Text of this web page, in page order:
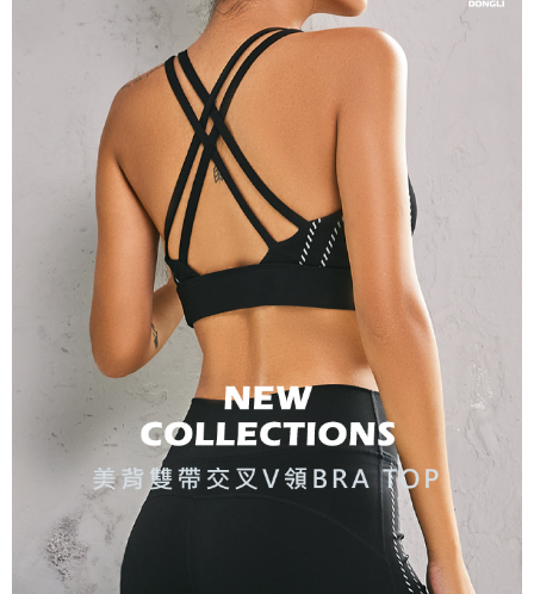
【注意事項】
1.本服務係由「台灣大哥大股份有限公司」（以下簡稱本公司）所提供，讓
用戶於交易時，得透過本服務購買商品或服務，並由商店將買賣／分期付款
買賣價金債權讓與本公司後，依約使用本公司帳單繳交帳款。
2.基於同意付款使用「大哥付你分期」之契約關係目的，商店將以您的個人
資料（包含姓名、電話或地址）提供予台灣大哥大進項蒐集、處理及利用，
由本公司與您本人進行分期帳單所需資料之確認、核對及更正。
3.完整用戶服務條款，請詳閱以下連結：
https://oppay.tw/userRule
３．收到繳費通知簡訊後14天內，點擊此簡訊中的連結，可透過四大超商／
ATM／網路銀行／等多元方式進行付款，方視為交易完成。
※ 請注意：結帳手續完成當下不需立刻繳費，但若您需要取消訂單，請聯絡
購買商品的店家。未經商家同意取消之訂單仍視為有效，需透過AFTEE先享
後付繳納相關費用。
※ 交易是否成功請以「AFTEE先享後付 」之結帳頁面顯示為準，若有關於
是否繳費成功／繳費後需取消欲退款等相關疑問，請聯繫「AFTEE先享後付
客戶支援中心」
https://netprotections.freshdesk.com/support/home
【注意事項】
１．透過由恩沛科技股份有限公司提供之「AFTEE先享後付」服務完成之交
易，需依本服務之必要範圍內提供個人資料，並將交易相關給付款項請求債
權轉讓予恩沛科技股份有限公司。
２．關於個人資料處理事宜，請瀏覽以下網址：
https://aftee.tw/terms/#terms3
３．未成年的使用者請事先徵得法定代理人或監護人之同意方可使用
「AFTEE先享後付」，若未經同意申辦者引起之損失，本公司不負相關責
４．使用「AFTEE先享後付」時，將依據個別帳號之用戶狀況，依本公司即
時審查核予不同之上限額度；若仍有額度不足之情形，本公司將視審查結果
請求用戶進行身份認證。
５．嚴禁一人註冊多個帳號或使用他人資訊註冊。若發現惡意使用之情形，
恩沛科技股份有限公司將有權停止該用戶之使用額度並採取法律行動。
每筆NT$120，滿NT$2,500(含以上)免運費
付款後萊爾富取貨
每筆NT$120，滿NT$2,500(含以上)免運費
7-11取貨付款
每筆NT$120，滿NT$2,500(含以上)免運費
每筆NT$120，滿NT$2,500(含以上)免運費
每筆NT$120，滿NT$2,500(含以上)免運費
每筆NT$120，滿NT$2,500(含以上)免運費
付款後門市自取
海外配送 查看運費